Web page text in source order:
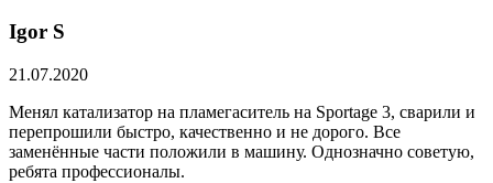
​Igor S
21.07.2020
Менял катализатор на пламегаситель на Sportage 3, сварили и
перепрошили быстро, качественно и не дорого. Все
заменённые части положили в машину. Однозначно советую,
ребята профессионалы.